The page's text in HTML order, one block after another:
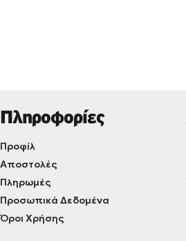
Πληροφορίες
Προφίλ
Αποστολές
Πληρωμές
Προσωπικά Δεδομένα
Όροι Χρήσης